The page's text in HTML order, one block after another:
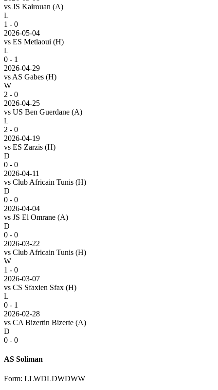
vs JS Kairouan (A)
L
1 - 0
2026-05-04
vs ES Metlaoui (H)
L
0 - 1
2026-04-29
vs AS Gabes (H)
W
2 - 0
2026-04-25
vs US Ben Guerdane (A)
L
2 - 0
2026-04-19
vs ES Zarzis (H)
D
0 - 0
2026-04-11
vs Club Africain Tunis (H)
D
0 - 0
2026-04-04
vs JS El Omrane (A)
D
0 - 0
2026-03-22
vs Club Africain Tunis (H)
W
1 - 0
2026-03-07
vs CS Sfaxien Sfax (H)
L
0 - 1
2026-02-28
vs CA Bizertin Bizerte (A)
D
0 - 0
AS Soliman
Form: LLWDLDWDWW